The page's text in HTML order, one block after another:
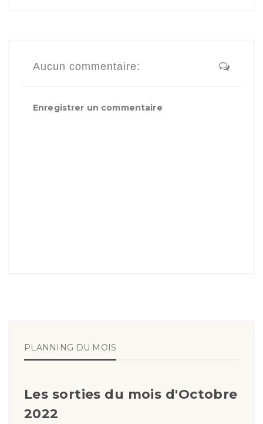
Aucun commentaire:
Enregistrer un commentaire
PLANNING DU MOIS
Les sorties du mois d'Octobre
2022